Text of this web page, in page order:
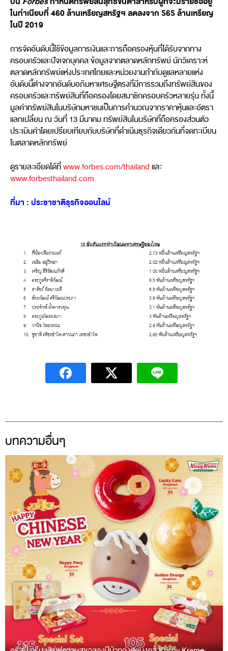
ในทำเนียบที่ 460 ล้านเหรียญสหรัฐฯ ลดลงจาก 565 ล้านเหรียญ
ในปี 2019
การจัดอันดับนี้ใช้ข้อมูลการเงินและการถือครองหุ้นที่ได้รับจากทาง
ครอบครัวและปัจเจกบุคคล ข้อมูลจากตลาดหลักทรัพย์ นักวิเคราะห์
ตลาดหลักทรัพย์แห่งประเทศไทยและหน่วยงานกำกับดูแลหลายแห่ง
อันดับนี้ต่างจากอันดับอภิมหาเศรษฐีตรงที่มีการรวมถึงทรัพย์สินของ
ครอบครัวและทรัพย์สินที่ถือครองโดยสมาชิกครอบครัวหลายรุ่น ทั้งนี้
มูลค่าทรัพย์สินในบริษัทมหาชนเป็นการคำนวณจากราคาหุ้นและอัตรา
แลกเปลี่ยน ณ วันที่ 13 มีนาคม ทรัพย์สินในบริษัทที่ถือครองส่วนตัว
ประเมินค่าโดยเปรียบเทียบกับบริษัทที่ดำเนินธุรกิจเดียวกันที่จดทะเบียน
ในตลาดหลักทรัพย์
ดูรายละเอียดได้ที่www.forbes.com/thailand และ
www.forbesthailand.com
ที่มา : ประชาชาติธุรกิจออนไลน์
บทความอื่นๆ